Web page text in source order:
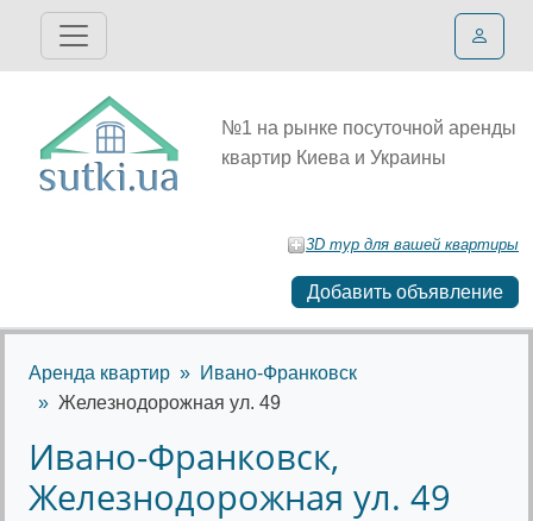
№1 на рынке посуточной аренды
квартир Киева и Украины
3D тур для вашей квартиры
Добавить объявление
Аренда квартир
Ивано-Франковск
Железнодорожная ул. 49
Ивано-Франковск,
Железнодорожная ул. 49